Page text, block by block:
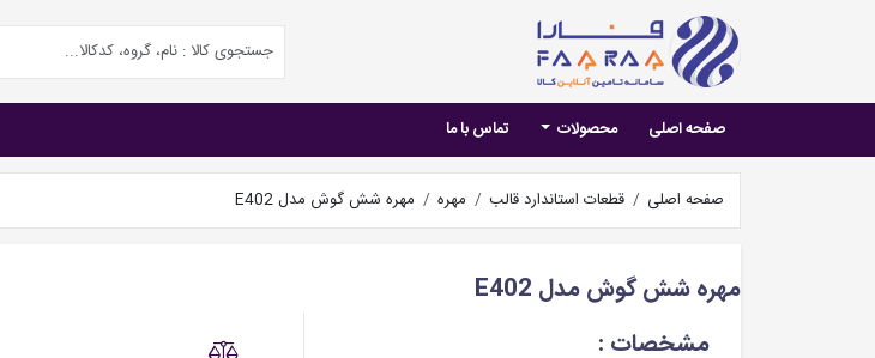
صفحه اصلی محصولات تماس با ما
صفحه اصلی قطعات استاندارد قالب مهره مهره شش گوش مدل E402
مهره شش گوش مدل E402
مشخصات :